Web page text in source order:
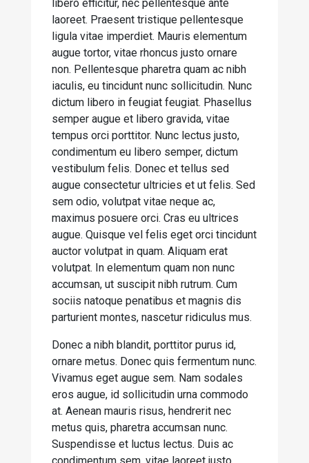
libero efficitur, nec pellentesque ante
laoreet. Praesent tristique pellentesque
ligula vitae imperdiet. Mauris elementum
augue tortor, vitae rhoncus justo ornare
non. Pellentesque pharetra quam ac nibh
iaculis, eu tincidunt nunc sollicitudin. Nunc
dictum libero in feugiat feugiat. Phasellus
semper augue et libero gravida, vitae
tempus orci porttitor. Nunc lectus justo,
condimentum eu libero semper, dictum
vestibulum felis. Donec et tellus sed
augue consectetur ultricies et ut felis. Sed
sem odio, volutpat vitae neque ac,
maximus posuere orci. Cras eu ultrices
augue. Quisque vel felis eget orci tincidunt
auctor volutpat in quam. Aliquam erat
volutpat. In elementum quam non nunc
accumsan, ut suscipit nibh rutrum. Cum
sociis natoque penatibus et magnis dis
parturient montes, nascetur ridiculus mus.
Donec a nibh blandit, porttitor purus id,
ornare metus. Donec quis fermentum nunc.
Vivamus eget augue sem. Nam sodales
eros augue, id sollicitudin urna commodo
at. Aenean mauris risus, hendrerit nec
metus quis, pharetra accumsan nunc.
Suspendisse et luctus lectus. Duis ac